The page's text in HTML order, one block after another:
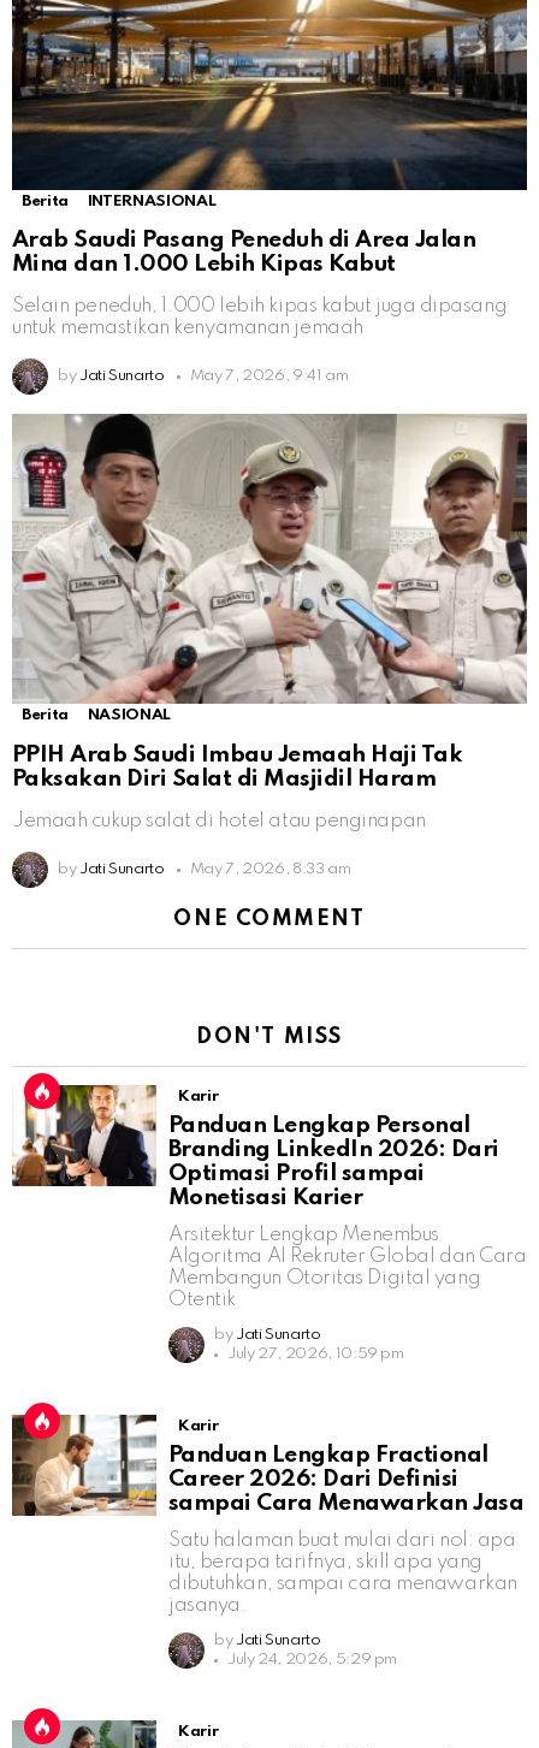
Berita INTERNASIONAL
Arab Saudi Pasang Peneduh di Area Jalan
Mina dan 1.000 Lebih Kipas Kabut
Selain peneduh, 1.000 lebih kipas kabut juga dipasang
untuk memastikan kenyamanan jemaah
by Jati Sunarto May 7, 2026, 9:41 am
Berita NASIONAL
PPIH Arab Saudi Imbau Jemaah Haji Tak
Paksakan Diri Salat di Masjidil Haram
Jemaah cukup salat di hotel atau penginapan
by Jati Sunarto May 7, 2026, 8:33 am
ONE COMMENT
DON'T MISS
Karir
Panduan Lengkap Personal
Branding LinkedIn 2026: Dari
Optimasi Profil sampai
Monetisasi Karier
Arsitektur Lengkap Menembus
Algoritma AI Rekruter Global dan Cara
Membangun Otoritas Digital yang
Otentik
by Jati Sunarto
July 27, 2026, 10:59 pm
Karir
Panduan Lengkap Fractional
Career 2026: Dari Definisi
sampai Cara Menawarkan Jasa
Satu halaman buat mulai dari nol: apa
itu, berapa tarifnya, skill apa yang
dibutuhkan, sampai cara menawarkan
jasanya.
by Jati Sunarto
July 24, 2026, 5:29 pm
Karir